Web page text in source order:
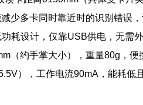
少多卡同时靠近时的识别错误
耗设计，仅靠USB供电，无需外
（约手掌大小），重量80g，
），工作电流90mA，能耗低